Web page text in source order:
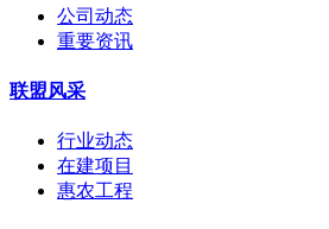
公司动态
重要资讯
联盟风采
行业动态
在建项目
惠农工程